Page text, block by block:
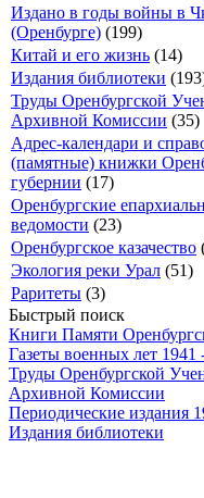
Издано в годы войны в
(Оренбурге) (199)
Китай и его жизнь (14)
Издания библиотеки
Труды Оренбургской
Архивной Комиссии (35)
Адрес-календари и
(памятные) книжки
губернии (17)
Оренбургские
ведомости (23)
Оренбургское казачество
Экология реки Урал (51)
Раритеты (3)
Быстрый поиск
Книги Памяти
Газеты военных лет 1941
Труды Оренбургской
Архивной Комиссии
Периодические издания
Издания библиотеки